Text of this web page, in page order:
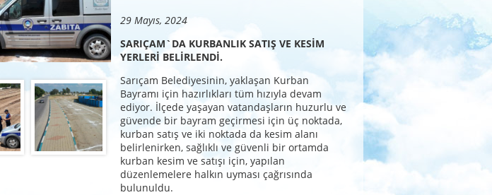
29 Mayıs, 2024
SARIÇAM`DA KURBANLIK SATIŞ VE KESİM
YERLERİ BELİRLENDİ.
Sarıçam Belediyesinin, yaklaşan Kurban
Bayramı için hazırlıkları tüm hızıyla devam
ediyor. İlçede yaşayan vatandaşların huzurlu ve
güvende bir bayram geçirmesi için üç noktada,
kurban satış ve iki noktada da kesim alanı
belirlenirken, sağlıklı ve güvenli bir ortamda
kurban kesim ve satışı için, yapılan
düzenlemelere halkın uyması çağrısında
bulunuldu.